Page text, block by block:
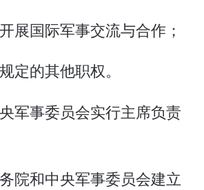
展国际军事交流与合作；
定的其他职权。
军事委员会实行主席负责
院和中央军事委员会建立